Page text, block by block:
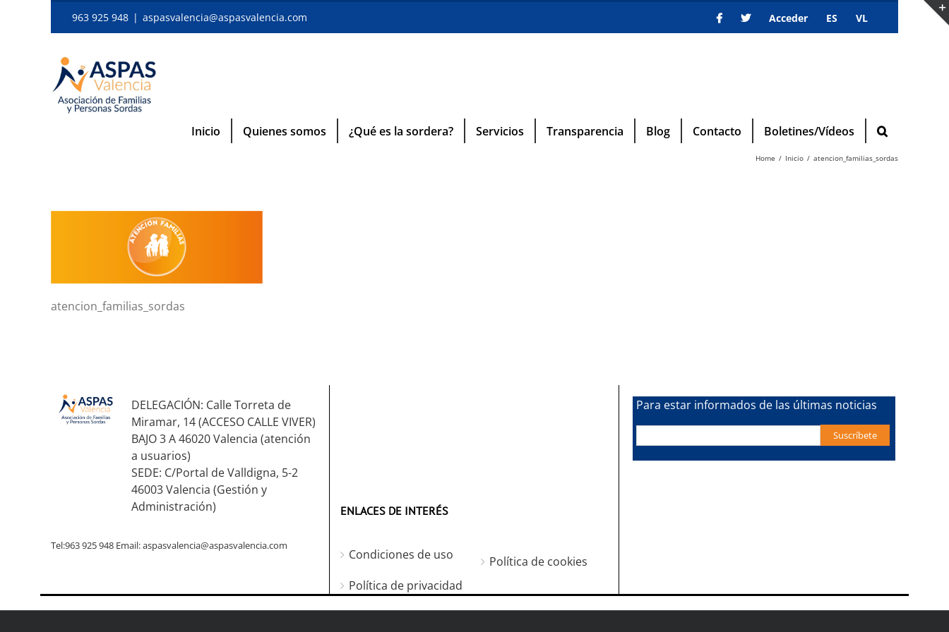
963 925 948 | aspasvalencia@aspasvalencia.com Acceder ES VL
Inicio Quienes somos ¿Qué es la sordera? Servicios Transparencia Blog Contacto Boletines/Vídeos
Home Inicio atencion_familias_sordas
atencion_familias_sordas
DELEGACIÓN: Calle Torreta de
Miramar, 14 (ACCESO CALLE VIVER)
BAJO 3 A 46020 Valencia (atención
a usuarios)
SEDE: C/Portal de Valldigna, 5-2
46003 Valencia (Gestión y
Administración)
Tel:963 925 948 Email:aspasvalencia@aspasvalencia.com
ENLACES DE INTERÉS
Condiciones de uso
Política de privacidad
Política de cookies
Para estar informados de las últimas noticias